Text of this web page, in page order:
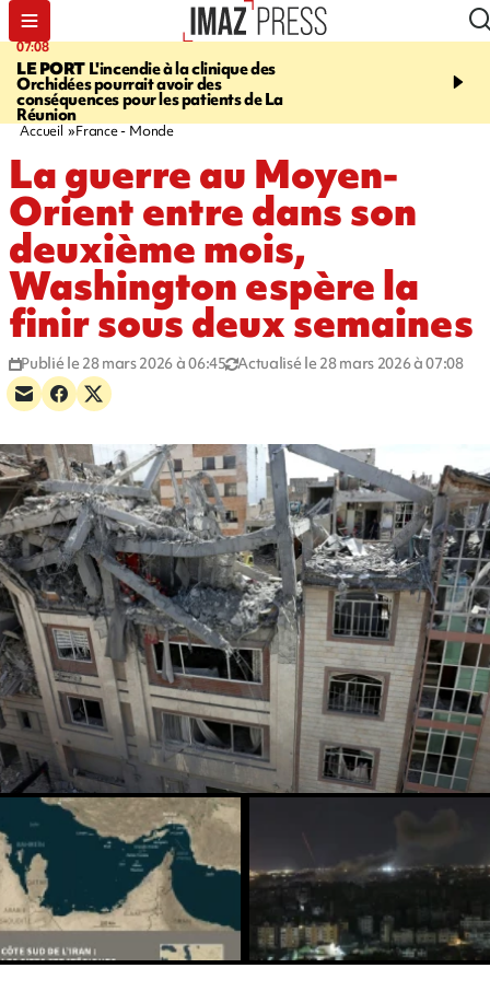
07:08
LE PORT L'incendie à la clinique des
Orchidées pourrait avoir des
conséquences pour les patients de La
Réunion
09:56
Accueil France - Monde
La guerre au Moyen-
Orient entre dans son
deuxième mois,
Washington espère la
finir sous deux semaines
Publié le 28 mars 2026 à 06:45 Actualisé le 28 mars 2026 à 07:08